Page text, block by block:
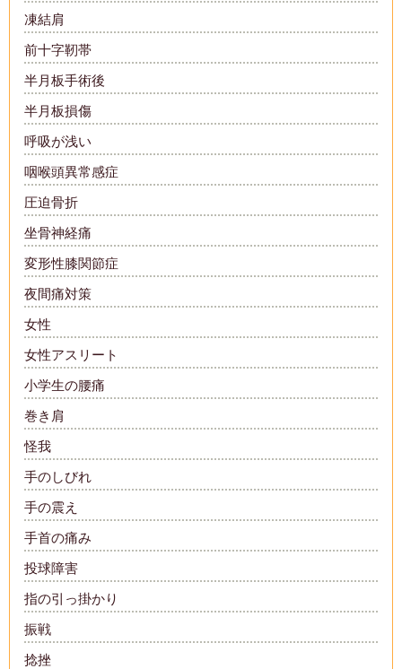
凍結肩
前十字靭帯
半月板手術後
半月板損傷
呼吸が浅い
咽喉頭異常感症
圧迫骨折
坐骨神経痛
変形性膝関節症
夜間痛対策
女性
女性アスリート
小学生の腰痛
巻き肩
怪我
手のしびれ
手の震え
手首の痛み
投球障害
指の引っ掛かり
振戦
捻挫